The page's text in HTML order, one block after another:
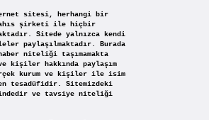
sitesi, herhangi bir
şirketi ile hiçbir
Sitede yalnızca kendi
paylaşılmaktadır. Burada
niteliği taşımamakta
kişiler hakkında paylaşım
kurum ve kişiler ile isim
tesadüfidir. Sitemizdeki
ve tavsiye niteliği